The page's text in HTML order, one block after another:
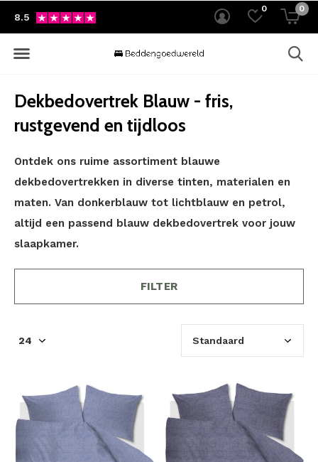
0 0
8.5
Dekbedovertrek Blauw - fris,
rustgevend en tijdloos
Ontdek ons ruime assortiment blauwe
dekbedovertrekken in diverse tinten, materialen en
maten. Van donkerblauw tot lichtblauw en petrol,
altijd een passend blauw dekbedovertrek voor jouw
slaapkamer.
FILTER